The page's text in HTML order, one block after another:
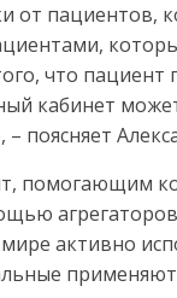
от пациентов,
того, что
кабинет
поясняет
помогающим
активно